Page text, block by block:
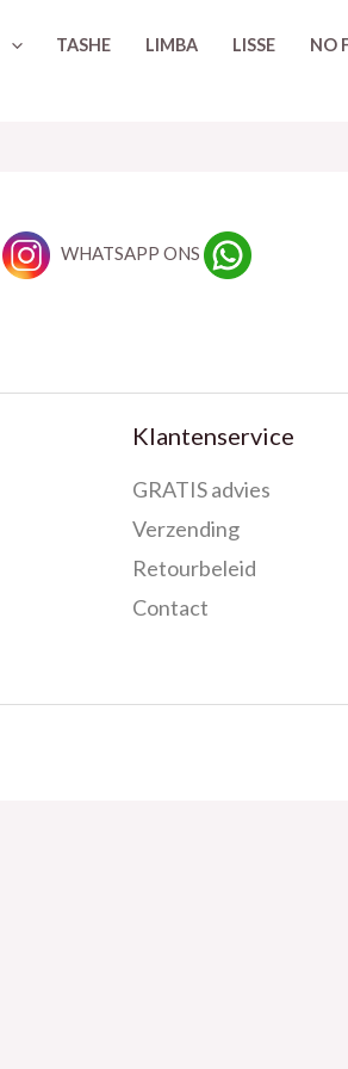
TASHE LIMBA LISSE
NO
WHATSAPP ONS
Klantenservice
GRATIS advies
Verzending
Retourbeleid
Contact